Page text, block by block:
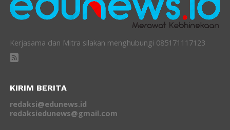
Kerjasama dan Mitra silakan menghubungi 085171117123
KIRIM BERITA
redaksi@edunews.id
redaksiedunews@gmail.com